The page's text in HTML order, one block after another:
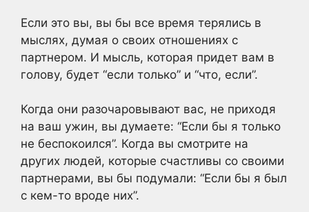
Если это вы, вы бы все время терялись в
мыслях, думая о своих отношениях с
партнером. И мысль, которая придет вам в
голову, будет “если только” и “что, если”.
Когда они разочаровывают вас, не приходя
на ваш ужин, вы думаете: “Если бы я только
не беспокоился”. Когда вы смотрите на
других людей, которые счастливы со своими
партнерами, вы бы подумали: “Если бы я был
с кем-то вроде них”.